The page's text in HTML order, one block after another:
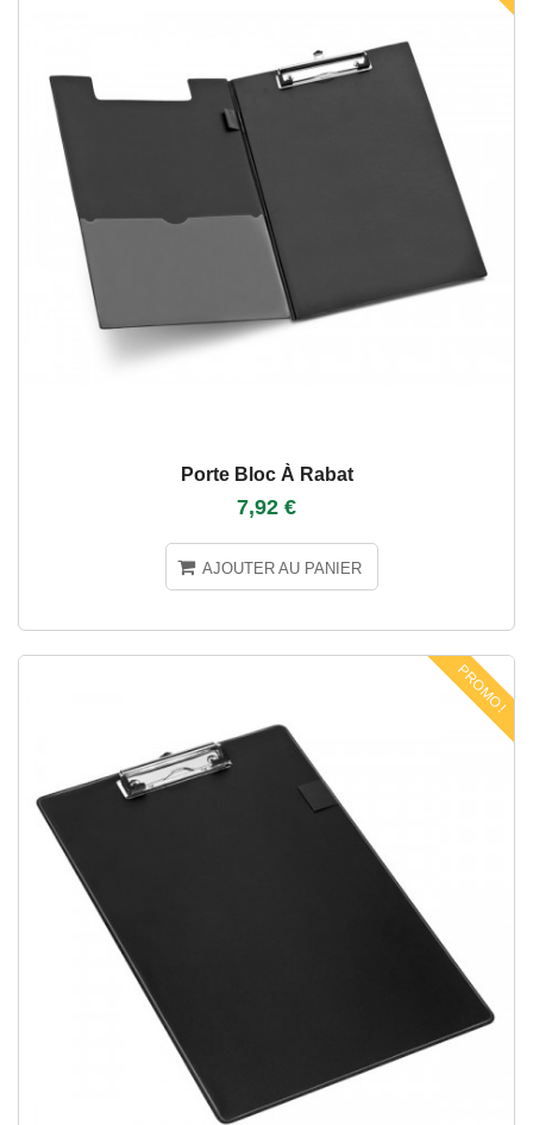
Porte Bloc À Rabat
7,92 €
AJOUTER AU PANIER
PROMO !